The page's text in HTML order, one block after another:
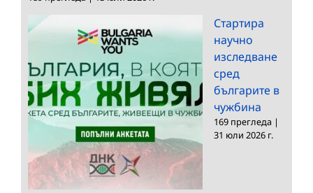
Стартира
научно
изследване
сред
българите в
чужбина
169 прегледа |
31 юли 2026 г.